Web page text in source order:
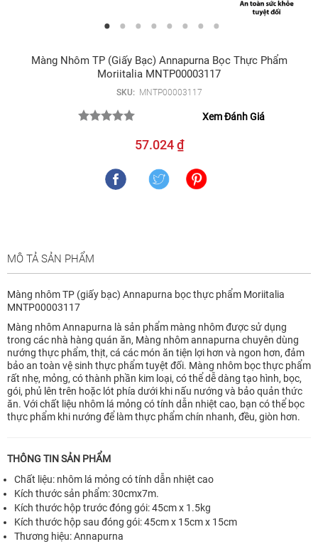
Màng Nhôm TP (giấy Bạc) Annapurna Bọc Thực Phẩm
Moriitalia MNTP00003117
SKU: MNTP00003117
Xem Đánh Giá
57.024 ₫
MÔ TẢ SẢN PHẨM
Màng nhôm TP (giấy bạc) Annapurna bọc thực phẩm Moriitalia
MNTP00003117
Màng nhôm Annapurna là sản phẩm màng nhôm được sử dụng
trong các nhà hàng quán ăn, Màng nhôm annapurna chuyên dùng
nướng thực phẩm, thịt, cá các món ăn tiện lợi hơn và ngon hơn, đảm
bảo an toàn vệ sinh thực phẩm tuyệt đối. Màng nhôm bọc thực phẩm
rất nhẹ, mỏng, có thành phần kim loại, có thể dễ dàng tạo hình, bọc,
gói, phủ lên trên hoặc lót phía dưới khi nấu nướng và bảo quản thức
ăn. Với chất liệu nhôm lá mỏng có tính dẫn nhiệt cao, bạn có thể bọc
thực phẩm khi nướng để làm thực phẩm chín nhanh, đều, giòn hơn.
THÔNG TIN SẢN PHẨM
Chất liệu: nhôm lá mỏng có tính dẫn nhiệt cao
Kích thước sản phẩm: 30cmx7m.
Kích thước hộp trước đóng gói: 45cm x 1.5kg
Kích thước hộp sau đóng gói: 45cm x 15cm x 15cm
Thương hiệu: Annapurna